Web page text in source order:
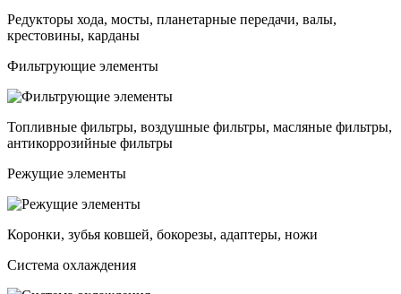
Редукторы хода, мосты, планетарные передачи, валы,
крестовины, карданы
Фильтрующие элементы
Топливные фильтры, воздушные фильтры, масляные фильтры,
антикоррозийные фильтры
Режущие элементы
Коронки, зубья ковшей, бокорезы, адаптеры, ножи
Система охлаждения